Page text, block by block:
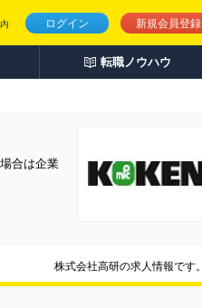
ログイン 新規会員登録
転職ノウハウ
合は企業
株式会社高研の求人情報です。